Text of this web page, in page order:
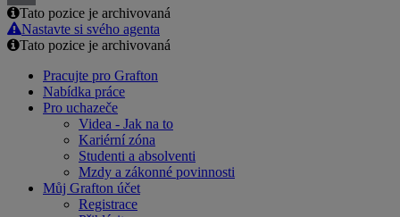
Email
Tato pozice je archivovaná
Nastavte si svého agenta
Tato pozice je archivovaná
Pracujte pro Grafton
Nabídka práce
Pro uchazeče
Videa - Jak na to
Kariérní zóna
Studenti a absolventi
Mzdy a zákonné povinnosti
Můj Grafton účet
Registrace